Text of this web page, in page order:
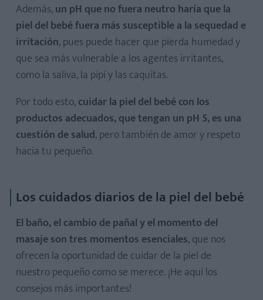
Además,un pH que no fuera neutro haría que la
piel del bebé fuera más susceptible a la sequedad e
irritación, pues puede hacer que pierda humedad y
que sea más vulnerable a los agentes irritantes,
como la saliva, la pipí y las caquitas.
Por todo esto,cuidar la piel del bebé con los
productos adecuados, que tengan un pH 5, es una
cuestión de salud, pero también de amor y respeto
hacia tu pequeño.
Los cuidados diarios de la piel del bebé
El baño, el cambio de pañal y el momento del
masaje son tres momentos esenciales, que nos
ofrecen la oportunidad de cuidar de la piel de
nuestro pequeño como se merece. ¡He aquí los
consejos más importantes!